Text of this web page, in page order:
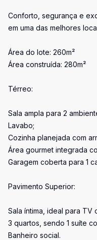
Conforto, segurança e
em uma das melhores
Área do lote: 260m²
Área construída: 280m²
Térreo:
Sala ampla para 2
Lavabo;
Cozinha planejada com
Área gourmet integrada
Garagem coberta para 1
Pavimento Superior:
Sala íntima, ideal para
3 quartos, sendo 1 suíte
Banheiro social.